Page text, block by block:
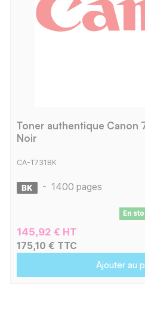
Toner authentique Canon
Noir
CA-T731BK
- 1400 pages
En
145,92 € HT
175,10 € TTC
Ajouter au